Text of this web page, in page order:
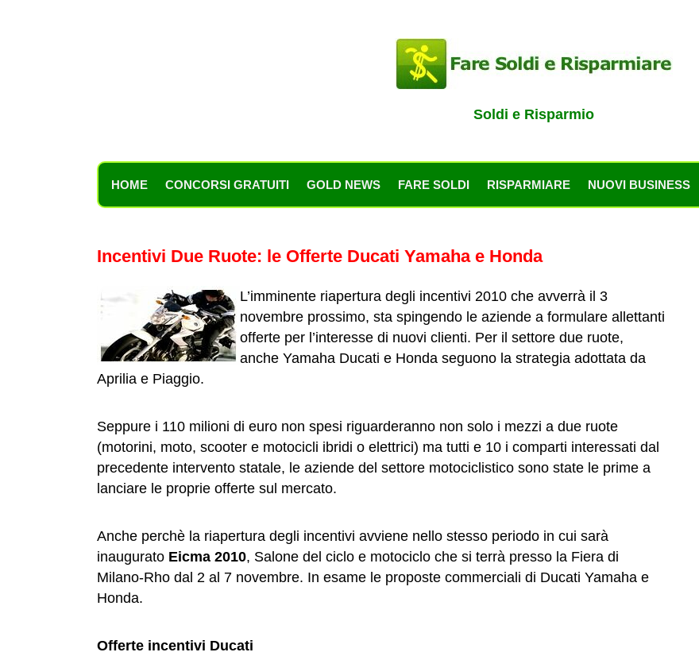
Soldi e Risparmio
HOME CONCORSI GRATUITI GOLD NEWS FARE SOLDI RISPARMIARE NUOVI BUSINESS
Incentivi Due Ruote: le Offerte Ducati Yamaha e Honda
L’imminente riapertura degli incentivi 2010 che avverrà il 3
novembre prossimo, sta spingendo le aziende a formulare allettanti
offerte per l’interesse di nuovi clienti. Per il settore due ruote,
anche Yamaha Ducati e Honda seguono la strategia adottata da
Aprilia e Piaggio.
Seppure i 110 milioni di euro non spesi riguarderanno non solo i mezzi a due ruote
(motorini, moto, scooter e motocicli ibridi o elettrici) ma tutti e 10 i comparti interessati dal
precedente intervento statale, le aziende del settore motociclistico sono state le prime a
lanciare le proprie offerte sul mercato.
Anche perchè la riapertura degli incentivi avviene nello stesso periodo in cui sarà
inaugurato Eicma 2010, Salone del ciclo e motociclo che si terrà presso la Fiera di
Milano-Rho dal 2 al 7 novembre. In esame le proposte commerciali di Ducati Yamaha e
Honda.
Offerte incentivi Ducati